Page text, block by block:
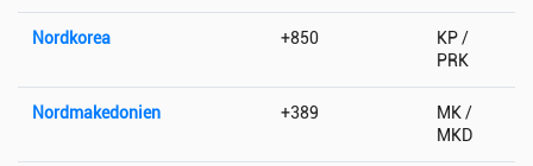
Nordkorea +850
KP /
PRK
Nordmakedonien +389
MK /
MKD